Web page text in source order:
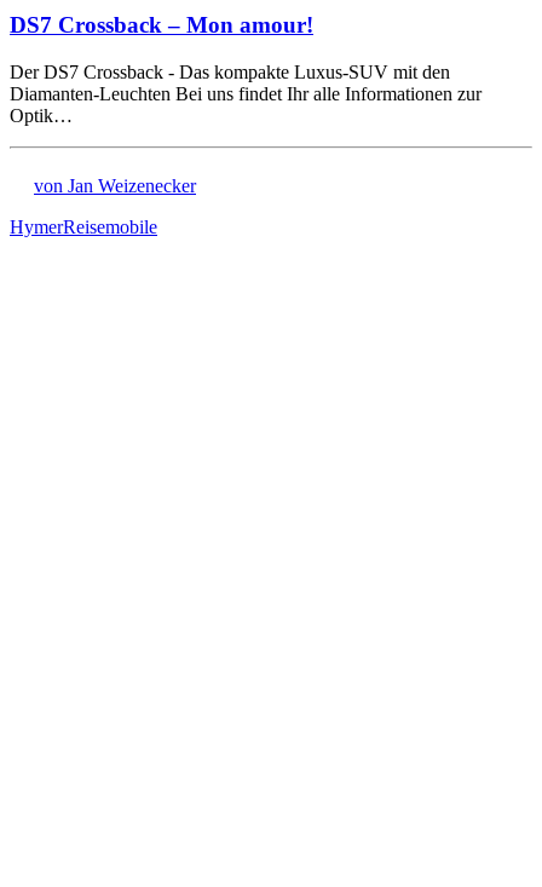
DS7 Crossback – Mon amour!
Der DS7 Crossback - Das kompakte Luxus-SUV mit den
Diamanten-Leuchten Bei uns findet Ihr alle Informationen zur
Optik…
von Jan Weizenecker
HymerReisemobile